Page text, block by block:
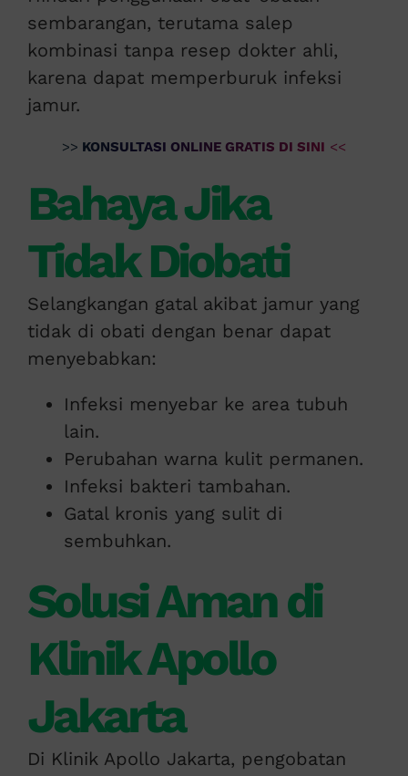
sembarangan, terutama salep
kombinasi tanpa resep dokter ahli,
karena dapat memperburuk infeksi
jamur.
>> KONSULTASI ONLINE GRATIS DI SINI <<
Bahaya Jika
Tidak Diobati
Selangkangan gatal akibat jamur yang
tidak di obati dengan benar dapat
menyebabkan:
Infeksi menyebar ke area tubuh
lain.
Perubahan warna kulit permanen.
Infeksi bakteri tambahan.
Gatal kronis yang sulit di
sembuhkan.
Solusi Aman di
Klinik Apollo
Jakarta
Di Klinik Apollo Jakarta, pengobatan